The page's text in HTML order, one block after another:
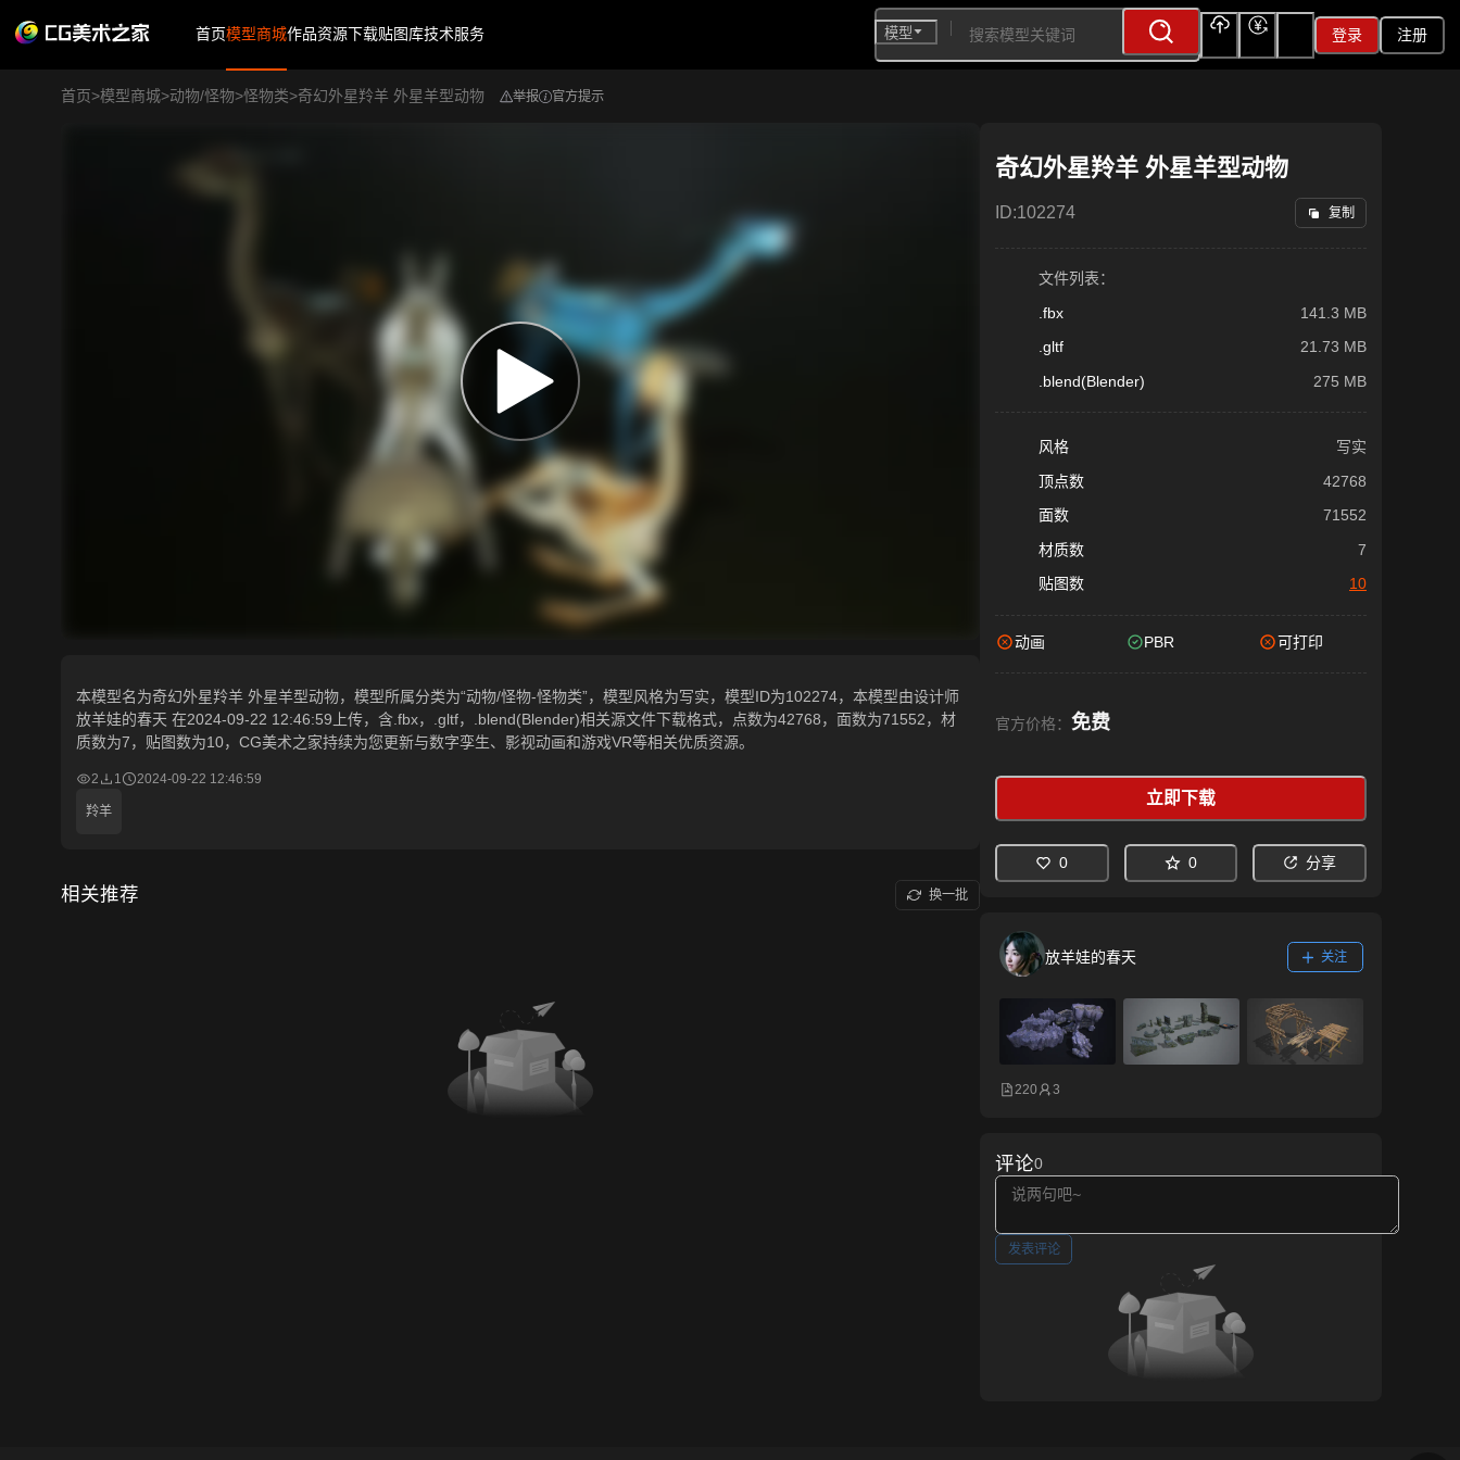
首页模型商城作品资源下载贴图库技术服务
模型
登录 注册
首页>模型商城>动物/怪物>怪物类>奇幻外星羚羊 外星羊型动物 举报 官方提示
本模型名为奇幻外星羚羊 外星羊型动物，模型所属分类为“动物/怪物-怪物类”，模型风格为写实，模型ID为102274，本模型由设计师
放羊娃的春天 在2024-09-22 12:46:59上传，含.fbx，.gltf，.blend(Blender)相关源文件下载格式，点数为42768，面数为71552，材
质数为7，贴图数为10，CG美术之家持续为您更新与数字孪生、影视动画和游戏VR等相关优质资源。
2 1 2024-09-22 12:46:59
羚羊
相关推荐 换一批
奇幻外星羚羊 外星羊型动物
ID:102274 复制
文件列表：
.fbx
141.3 MB
.gltf
21.73 MB
.blend(Blender)
275 MB
风格
写实
顶点数
42768
面数
71552
材质数
7
贴图数
10
动画 PBR 可打印
官方价格： 免费
立即下载
0 0 分享
放羊娃的春天 关注
220 3
评论0
发表评论